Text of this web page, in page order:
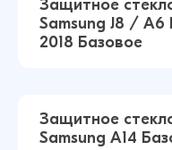
12 ₽17 ₽
12 ₽
Защитное
Samsung J8 / A6
2018 Базовое
Защитное
Samsung A14